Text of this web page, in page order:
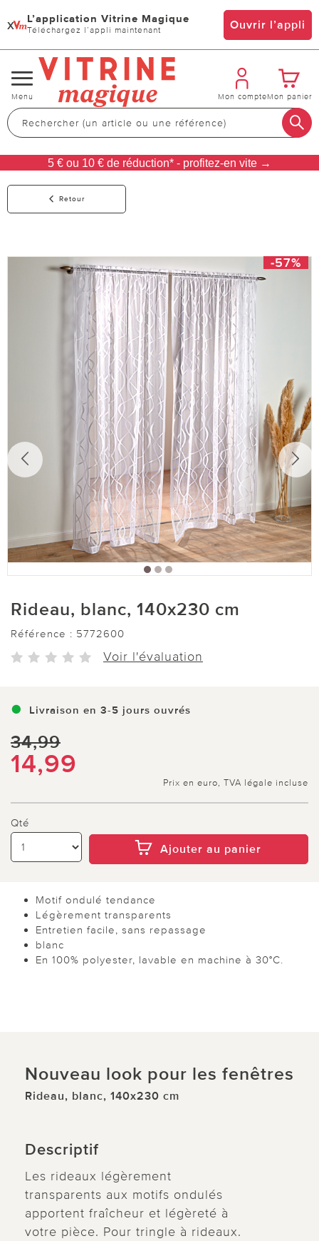
x L’application Vitrine Magique
Téléchargez l’appli maintenant Ouvrir l’appli
Changer
de
navigation
Menu Mon compteMon panier
5 € ou 10 € de réduction* - profitez-en vite →
Retour
-57%
Rideau, blanc, 140x230 cm
Référence : 5772600
Voir l'évaluation
Livraison en 3-5 jours ouvrés
34,99
14,99
Prix en euro, TVA légale incluse
Qté
Ajouter au panier
Motif ondulé tendance
Légèrement transparents
Entretien facile, sans repassage
blanc
En 100% polyester, lavable en machine à 30°C.
Nouveau look pour les fenêtres
Rideau, blanc, 140x230 cm
Descriptif
Les rideaux légèrement
transparents aux motifs ondulés
apportent fraîcheur et légèreté à
votre pièce. Pour tringle à rideaux.